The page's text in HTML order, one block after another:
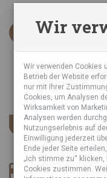
Sie
SICHERER
Wir
Wir
Wir verwenden Cookies
Betrieb der Website
nur mit Ihrer
Cookies, um Analysen
Wirksamkeit von
Analysen werden
Nutzungserlebnis auf
Einwilligung jederzeit
Ende jeder Seite
„Ich stimme zu“
Cookies zustimmen.